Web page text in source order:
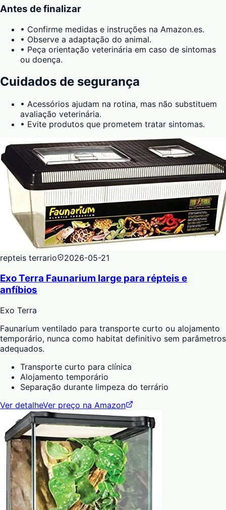
Antes de finalizar
• Confirme medidas e instruções na Amazon.es.
• Observe a adaptação do animal.
• Peça orientação veterinária em caso de sintomas
ou doença.
Cuidados de segurança
• Acessórios ajudam na rotina, mas não substituem
avaliação veterinária.
• Evite produtos que prometem tratar sintomas.
repteis terrario 2026-05-21
Exo Terra Faunarium large para répteis e
anfíbios
Exo Terra
Faunarium ventilado para transporte curto ou alojamento
temporário, nunca como habitat definitivo sem parâmetros
adequados.
Transporte curto para clínica
Alojamento temporário
Separação durante limpeza do terrário
Ver detalheVer preço na Amazon